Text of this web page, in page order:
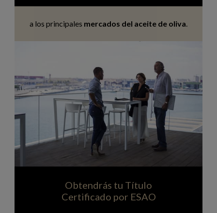
a los principales mercados del aceite de oliva.
Obtendrás tu Título
Certificado por ESAO